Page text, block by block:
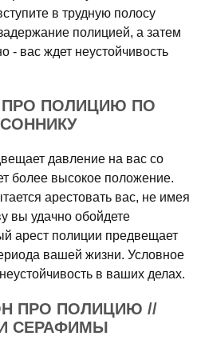
в трудную полосу
полицией, а затем
- вас ждет неустойчивость
ПОЛИЦИЮ ПО
давление на вас со
более высокое положение.
арестовать вас, не имея
вы удачно обойдете
арест полиции предвещает
вашей жизни. Условное
в ваших делах.
ПРО ПОЛИЦИЮ //
СЕРАФИМЫ